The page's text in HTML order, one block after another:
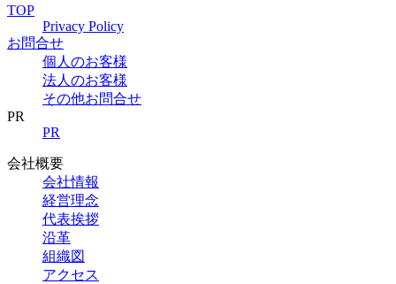
TOP
Privacy Policy
お問合せ
個人のお客様
法人のお客様
その他お問合せ
PR
PR
会社概要
会社情報
経営理念
代表挨拶
沿革
組織図
アクセス